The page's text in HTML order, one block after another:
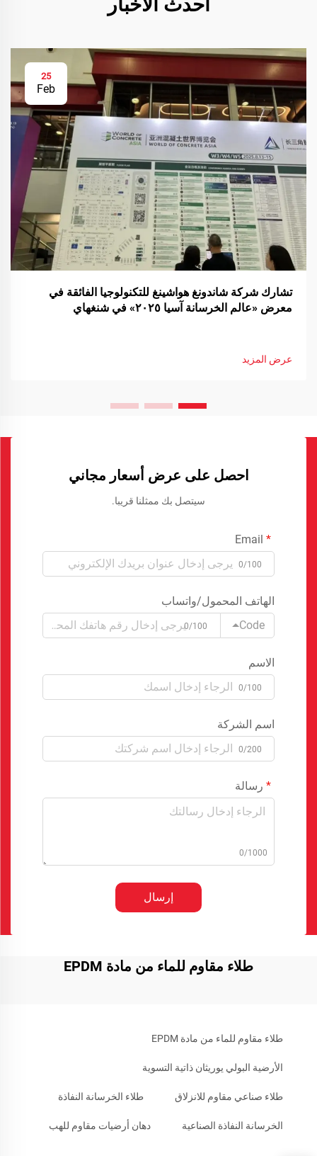
25
Feb
تشارك شركة شاندونغ هواشينغ للتكنولوجيا الفائقة في
معرض «عالم الخرسانة آسيا ٢٠٢٥» في شنغهاي
عرض المزيد
احصل على عرض أسعار مجاني
سيتصل بك ممثلنا قريبا.
0/100
الهاتف المحمول/واتساب
Code
0/100
الاسم
0/100
اسم الشركة
0/200
رسالة
0/1000
إرسال
طلاء مقاوم للماء من مادة EPDM
طلاء مقاوم للماء من مادة EPDM
الأرضية البولي يوريثان ذاتية التسوية
طلاء صناعي مقاوم للانزلاق طلاء الخرسانة النفاذة
الخرسانة النفاذة الصناعية دهان أرضيات مقاوم للهب